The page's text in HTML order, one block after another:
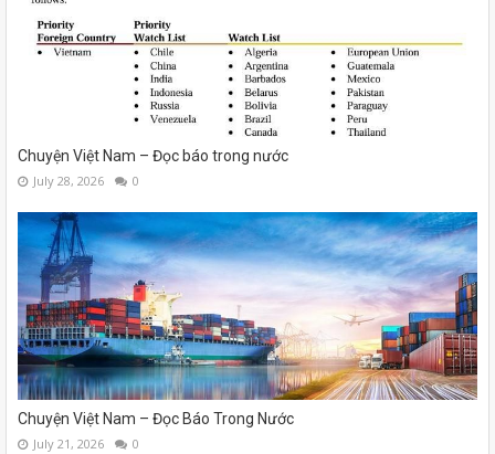
Chuyện Việt Nam – Đọc báo trong nước
July 28, 2026 0
Chuyện Việt Nam – Đọc Báo Trong Nước
July 21, 2026 0